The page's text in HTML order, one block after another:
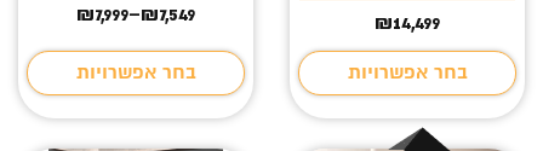
₪14,499
בחר אפשרויות
₪7,549
–
₪7,999
טווח
⁦₪7,549⁩
עד
בחר אפשרויות